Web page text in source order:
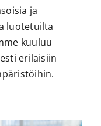
ja
luotetuilta
kuuluu
erilaisiin